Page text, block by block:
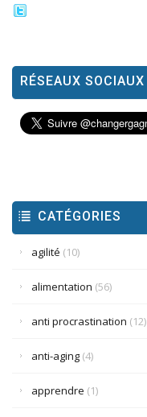
RÉSEAUX SOCIAUX
CATÉGORIES
agilité (10)
alimentation (56)
anti procrastination (12)
anti-aging (4)
apprendre (1)